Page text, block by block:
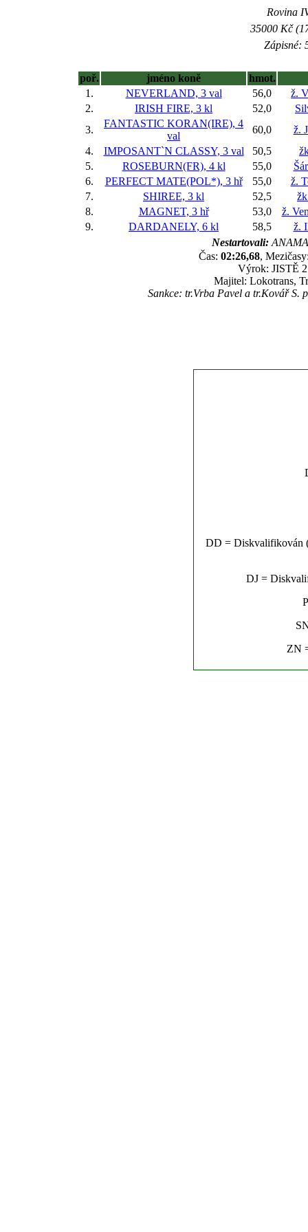
Rovina
35000 Kč
Zápisné:
poř. jméno koně
hmot.
1.
NEVERLAND, 3 val 56,0
ž.
2.
IRISH FIRE, 3 kl 52,0
3.
FANTASTIC KORAN(IRE), 4
val
60,0
ž.
4.
IMPOSANT`N CLASSY, 3 val 50,5
5.
ROSEBURN(FR), 4 kl 55,0
6.
PERFECT MATE(POL*), 3 hř 55,0
ž.
7.
SHIREE, 3 kl 52,5
8.
MAGNET, 3 hř 53,0
ž.
9.
DARDANELY, 6 kl 58,5
ž.
Nestartovali:
Čas: 02:26,68,
Výrok: JISTĚ
Majitel: Lokotrans,
Sankce: tr.Vrba Pavel a tr.Kovář S.
DD = Diskvalifikován
DJ =
ZN